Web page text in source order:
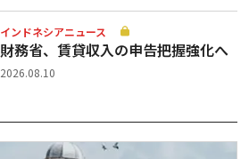
インドネシアニュース
財務省、賃貸収入の申告把握強化へ
2026.08.10